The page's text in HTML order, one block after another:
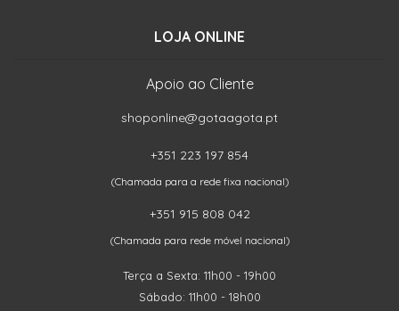
LOJA ONLINE
Apoio ao Cliente
shoponline@gotaagota.pt
+351 223 197 854
(Chamada para a rede fixa nacional)
+351 915 808 042
(Chamada para rede móvel nacional)
Terça a Sexta: 11h00 - 19h00
Sábado: 11h00 - 18h00